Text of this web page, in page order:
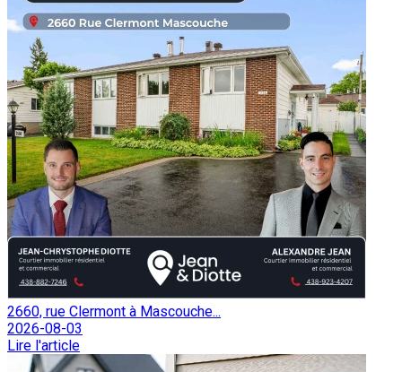
2660, rue Clermont à Mascouche...
2026-08-03
Lire l'article